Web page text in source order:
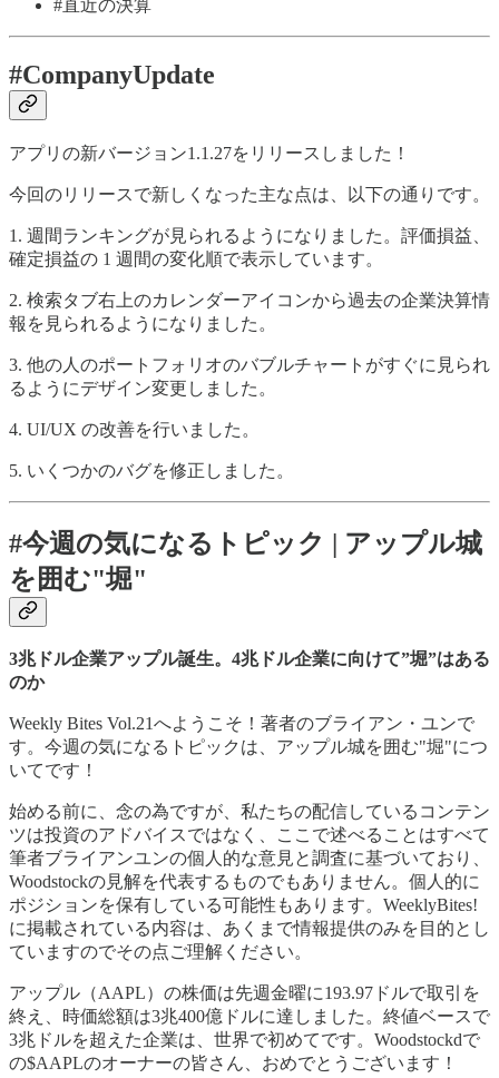
#直近の決算
#CompanyUpdate
アプリの新バージョン1.1.27をリリースしました！
今回のリリースで新しくなった主な点は、以下の通りです。
1. 週間ランキングが見られるようになりました。評価損益、
確定損益の 1 週間の変化順で表示しています。
2. 検索タブ右上のカレンダーアイコンから過去の企業決算情
報を見られるようになりました。
3. 他の人のポートフォリオのバブルチャートがすぐに見られ
るようにデザイン変更しました。
4. UI/UX の改善を行いました。
5. いくつかのバグを修正しました。
#今週の気になるトピック | アップル城
を囲む"堀"
3兆ドル企業アップル誕生。4兆ドル企業に向けて”堀”はある
のか
Weekly Bites Vol.21へようこそ！著者のブライアン・ユンで
す。今週の気になるトピックは、アップル城を囲む"堀"につ
いてです！
始める前に、念の為ですが、私たちの配信しているコンテン
ツは投資のアドバイスではなく、ここで述べることはすべて
筆者ブライアンユンの個人的な意見と調査に基づいており、
Woodstockの見解を代表するものでもありません。個人的に
ポジションを保有している可能性もあります。WeeklyBites!
に掲載されている内容は、あくまで情報提供のみを目的とし
ていますのでその点ご理解ください。
アップル（AAPL）の株価は先週金曜に193.97ドルで取引を
終え、時価総額は3兆400億ドルに達しました。終値ベースで
3兆ドルを超えた企業は、世界で初めてです。Woodstockdで
の$AAPLのオーナーの皆さん、おめでとうございます！